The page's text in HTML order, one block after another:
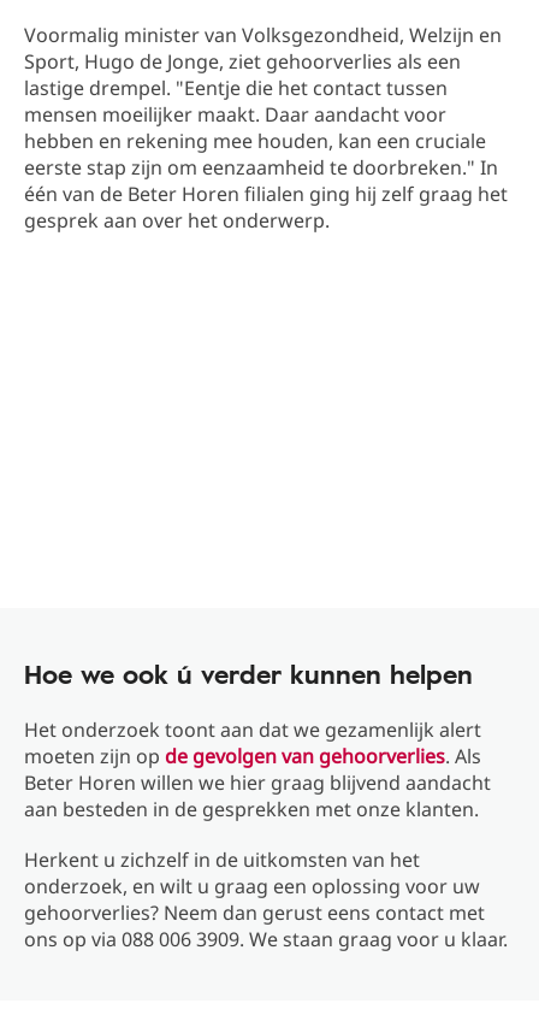
Voormalig minister van Volksgezondheid, Welzijn en
Sport, Hugo de Jonge, ziet gehoorverlies als een
lastige drempel. "Eentje die het contact tussen
mensen moeilijker maakt. Daar aandacht voor
hebben en rekening mee houden, kan een cruciale
eerste stap zijn om eenzaamheid te doorbreken." In
één van de Beter Horen filialen ging hij zelf graag het
gesprek aan over het onderwerp.
Hoe we ook ú verder kunnen helpen
Het onderzoek toont aan dat we gezamenlijk alert
moeten zijn op de gevolgen van gehoorverlies. Als
Beter Horen willen we hier graag blijvend aandacht
aan besteden in de gesprekken met onze klanten.
Herkent u zichzelf in de uitkomsten van het
onderzoek, en wilt u graag een oplossing voor uw
gehoorverlies? Neem dan gerust eens contact met
ons op via 088 006 3909. We staan graag voor u klaar.